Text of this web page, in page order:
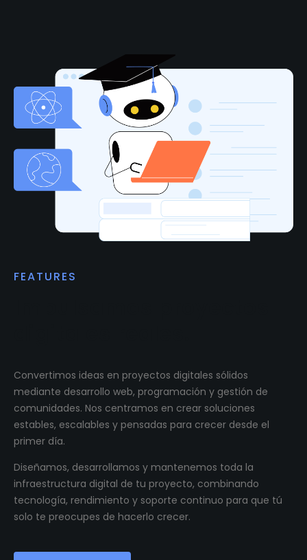
FEATURES
Convertimos ideas en proyectos digitales sólidos
mediante desarrollo web, programación y gestión de
comunidades. Nos centramos en crear soluciones
estables, escalables y pensadas para crecer desde el
primer día.
Diseñamos, desarrollamos y mantenemos toda la
infraestructura digital de tu proyecto, combinando
tecnología, rendimiento y soporte continuo para que tú
solo te preocupes de hacerlo crecer.